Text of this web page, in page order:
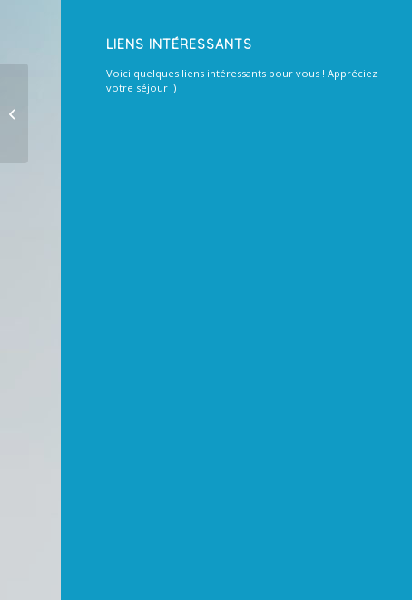
LIENS INTÉRESSANTS
Voici quelques liens intéressants pour vous ! Appréciez
votre séjour :)
Votre fiche est crÃ©Ã©e, vous